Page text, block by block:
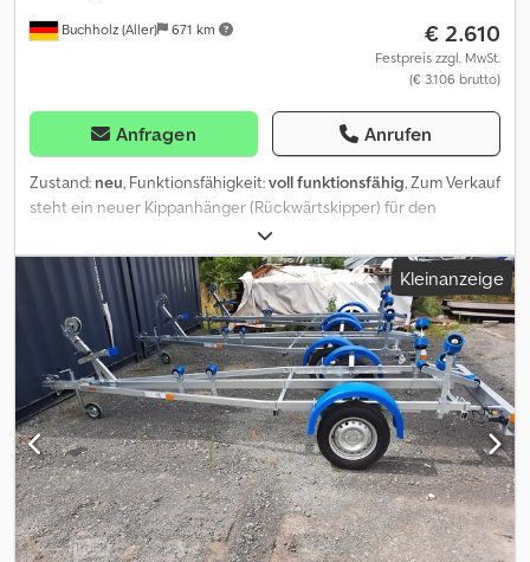
Buchholz (Aller) 671 km € 2.610
Festpreis zzgl. MwSt.
(€ 3.106 brutto)
Anfragen Anrufen
Zustand: neu, Funktionsfähigkeit:voll funktionsfähig, Zum Verkauf
steht ein neuer Kippanhänger (Rückwärtskipper) für den
professionellen Einsatz im Bau-, Gewerbe- und Transportbereich.
Der Anhänger überzeugt durch seine robuste Bauweise,
hydraulische Kippfunktion und vielseitige Einsatzmöglichkeiten –
ideal für Schüttgut, Maschinen und Baustellenmaterial. 🔧
Technische Daten: Bauart: Rückwärtskipper Zulässiges
Gesamtgewicht: 1350 kg Nutzlast: ca. 942 kg Achsen: 1 Gebremst:
Ja Dodpfozqu A Esx Abzjck Bereifung: 13 Zoll Innenmaße (L x B x
H): 256 x 148 x 30 cm Bordwandhöhe: 30 cm Ladefläche:
Stahlboden Kippfunktion: hydraulisch (manuell bedienbar) ✅
Ausstattung & Eigenschaften: Robuster, geschweißter und
feuerverzinkter Rahmen Stabile V-Deichsel in feuerverzinkter
Ausführung Hydraulische Kippfunktion für komfortables Entladen
Alle 4 Bordwände klapp- und abnehmbar Demontierbare
Eckpfosten für maximale Flexibilität Flache Stahl-Ladefläche für
Kleinanzeige